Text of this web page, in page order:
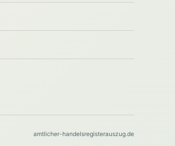
amtlicher-handelsregisterauszug.de